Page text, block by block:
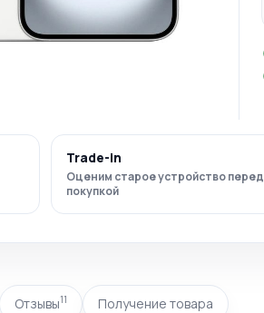
Trade-in
Оценим старое устройство перед
покупкой
Отзывы11 Получение товара